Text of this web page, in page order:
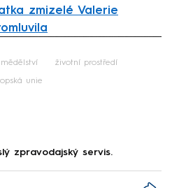
zmizelé Valerie
životní prostředí
unie
zpravodajský servis.